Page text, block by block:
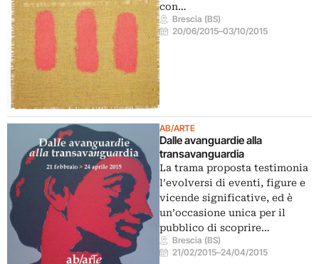
con…
Brescia (BS)
20/06/2015–03/10/2015
AB/ARTE
Dalle avanguardie alla
transavanguardia
La trama proposta testimonia
l’evolversi di eventi, figure e
vicende significative, ed è
un’occasione unica per il
pubblico di scoprire…
Brescia (BS)
21/02/2015–24/04/2015